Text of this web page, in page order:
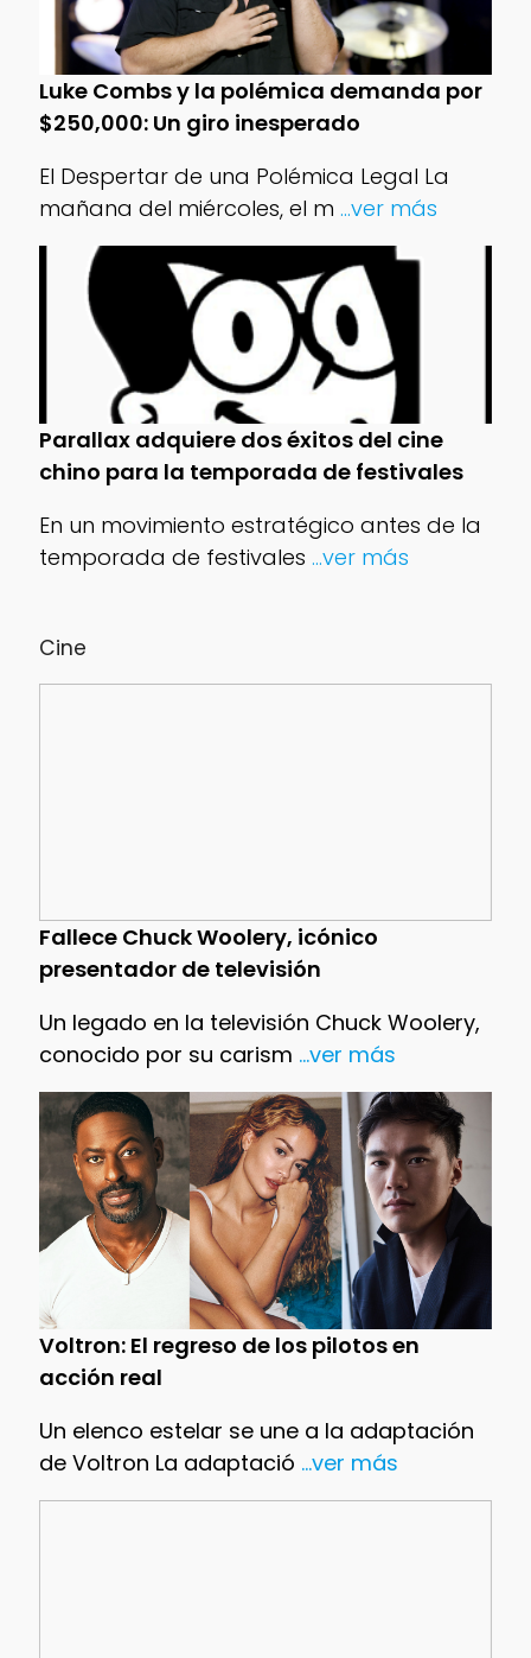
Cine
Fallece Chuck Woolery, icónico
presentador de televisión
Un legado en la televisión Chuck Woolery,
conocido por su carism ...ver más
Voltron: El regreso de los pilotos en
acción real
Un elenco estelar se une a la adaptación
de Voltron La adaptació ...ver más
Luke Combs y la polémica demanda por
$250,000: Un giro inesperado
El Despertar de una Polémica Legal La
mañana del miércoles, el m ...ver más
Parallax adquiere dos éxitos del cine
chino para la temporada de festivales
En un movimiento estratégico antes de la
temporada de festivales ...ver más